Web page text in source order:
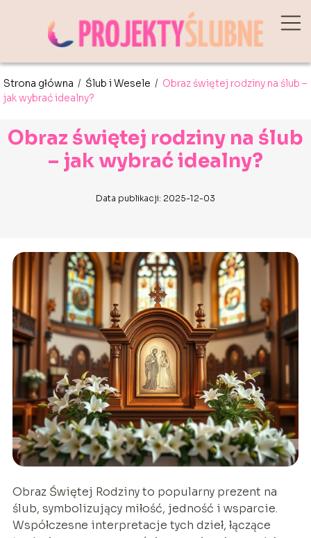
Strona główna / Ślub i Wesele / Obraz świętej rodziny na ślub –
jak wybrać idealny?
Obraz świętej rodziny na ślub
– jak wybrać idealny?
Data publikacji: 2025-12-03
Obraz Świętej Rodziny to popularny prezent na
ślub, symbolizujący miłość, jedność i wsparcie.
Współczesne interpretacje tych dzieł, łączące